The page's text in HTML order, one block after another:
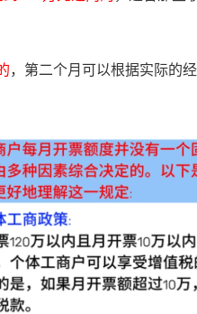
，第二个月可以根据实际的